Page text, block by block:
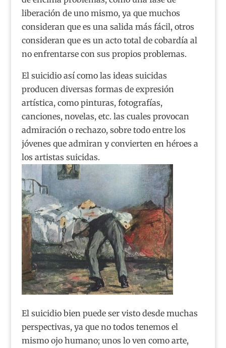
liberación de uno mismo, ya que muchos
consideran que es una salida más fácil, otros
consideran que es un acto total de cobardía al
no enfrentarse con sus propios problemas.
El suicidio así como las ideas suicidas
producen diversas formas de expresión
artística, como pinturas, fotografías,
canciones, novelas, etc. las cuales provocan
admiración o rechazo, sobre todo entre los
jóvenes que admiran y convierten en héroes a
los artistas suicidas.
El suicidio bien puede ser visto desde muchas
perspectivas, ya que no todos tenemos el
mismo ojo humano; unos lo ven como arte,